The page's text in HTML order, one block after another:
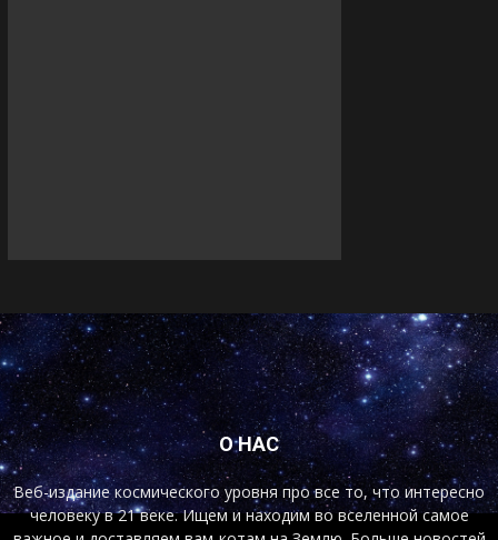
О НАС
Веб-издание космического уровня про все то, что интересно
человеку в 21 веке. Ищем и находим во вселенной самое